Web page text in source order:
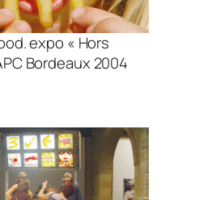
expo « Hors
Bordeaux 2004